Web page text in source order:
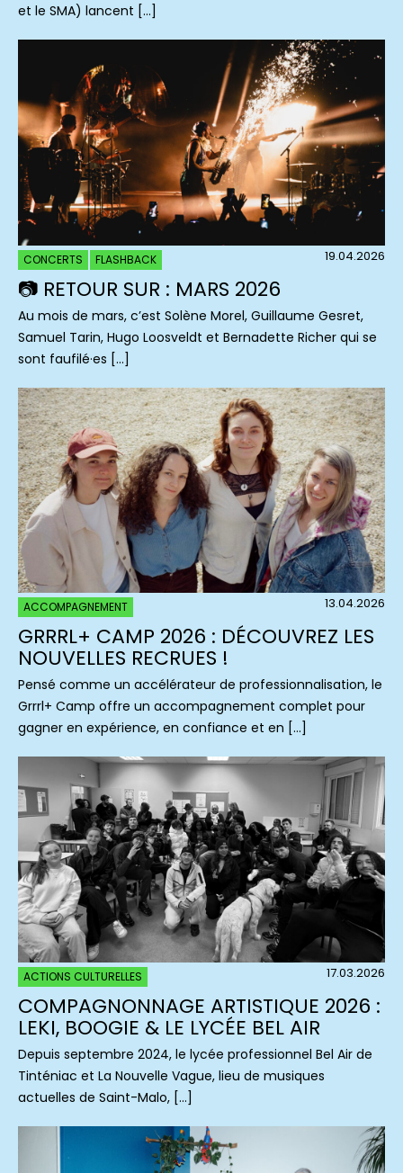
et le SMA) lancent […]
CONCERTS FLASHBACK 19.04.2026
📷 RETOUR SUR : MARS 2026
Au mois de mars, c’est Solène Morel, Guillaume Gesret,
Samuel Tarin, Hugo Loosveldt et Bernadette Richer qui se
sont faufilé·es […]
ACCOMPAGNEMENT 13.04.2026
GRRRL+ CAMP 2026 : DÉCOUVREZ LES
NOUVELLES RECRUES !
Pensé comme un accélérateur de professionnalisation, le
Grrrl+ Camp offre un accompagnement complet pour
gagner en expérience, en confiance et en […]
ACTIONS CULTURELLES 17.03.2026
COMPAGNONNAGE ARTISTIQUE 2026 :
LEKI, BOOGIE & LE LYCÉE BEL AIR
Depuis septembre 2024, le lycée professionnel Bel Air de
Tinténiac et La Nouvelle Vague, lieu de musiques
actuelles de Saint-Malo, […]